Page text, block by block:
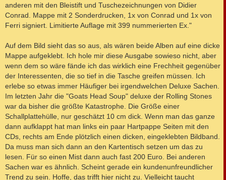
anderen mit den Bleistift und Tuschezeichnungen von Didier
Conrad. Mappe mit 2 Sonderdrucken, 1x von Conrad und 1x von
Ferri signiert. Limitierte Auflage mit 399 nummerierten Ex."
Auf dem Bild sieht das so aus, als wären beide Alben auf eine dicke
Mappe aufgeklebt. Ich hole mir diese Ausgabe sowieso nicht, aber
wenn dem so wäre fände ich das wirklich eine Frechheit gegenüber
der Interessenten, die so tief in die Tasche greifen müssen. Ich
erlebe so etwas immer Häufiger bei irgendwelchen Deluxe Sachen.
Im letzten Jahr die "Goats Head Soup" deluxe der Rolling Stones
war da bisher die größte Katastrophe. Die Größe einer
Schallplattehülle, nur geschätzt 10 cm dick. Wenn man das ganze
dann aufklappt hat man links ein paar Hartpappe Seiten mit den
CDs, rechts am Ende plötzlich einen dicken, eingeklebten Bildband.
Da muss man sich dann an den Kartentisch setzen um das zu
lesen. Für so einen Mist dann auch fast 200 Euro. Bei anderen
Sachen war es ähnlich. Scheint gerade ein kundenunfreundlicher
Trend zu sein. Hoffe, das trifft hier nicht zu. Vielleicht taucht